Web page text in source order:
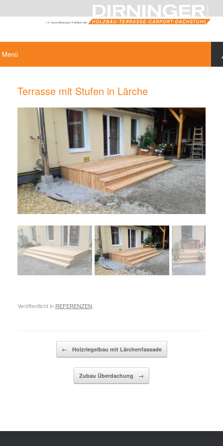
Menü
Terrasse mit Stufen in Lärche
Veröffentlicht in REFERENZEN
← Holzriegelbau mit Lärchenfassade
Zubau Überdachung →